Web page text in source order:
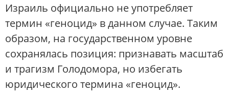
Израиль официально не употребляет
термин «геноцид» в данном случае. Таким
образом, на государственном уровне
сохранялась позиция: признавать масштаб
и трагизм Голодомора, но избегать
юридического термина «геноцид».